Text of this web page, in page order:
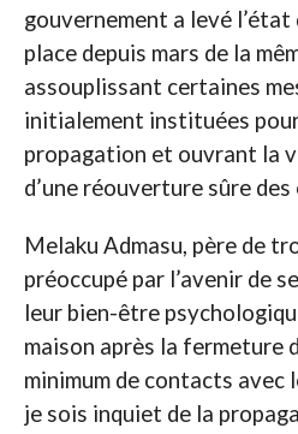
gouvernement a levé l’état
place depuis mars de la
assouplissant certaines
initialement instituées
propagation et ouvrant la
d’une réouverture sûre des
Melaku Admasu, père de
préoccupé par l’avenir de
leur bien-être
maison après la fermeture
minimum de contacts avec
je sois inquiet de la